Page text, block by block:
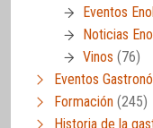
Eventos
Noticias
Vinos (76)
Eventos
Formación (245)
Historia de la